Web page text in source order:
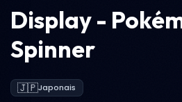
Display -
Spinner
🇯🇵Japonais